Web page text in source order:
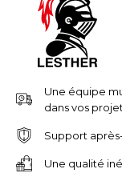
Une équipe
dans vos
Support
Une qualité